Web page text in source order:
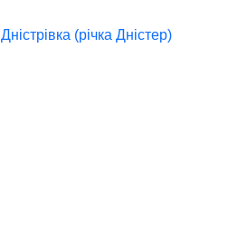
Дністрівка (річка Дністер)